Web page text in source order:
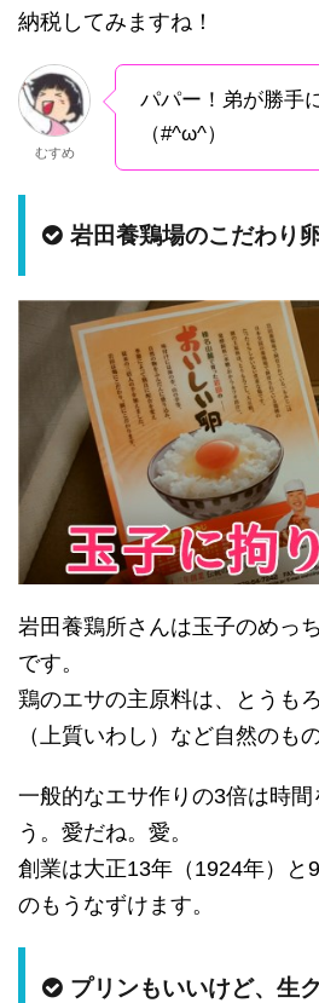
納税してみますね！
むすめ
パパー！弟が勝手
（#^ω^）
岩田養鶏場のこだわり
岩田養鶏所さんは玉子のめっ
です。
鶏のエサの主原料は、とうも
（上質いわし）など自然のも
一般的なエサ作りの3倍は時
う。愛だね。愛。
創業は大正13年（1924年）と
のもうなずけます。
プリンもいいけど、生